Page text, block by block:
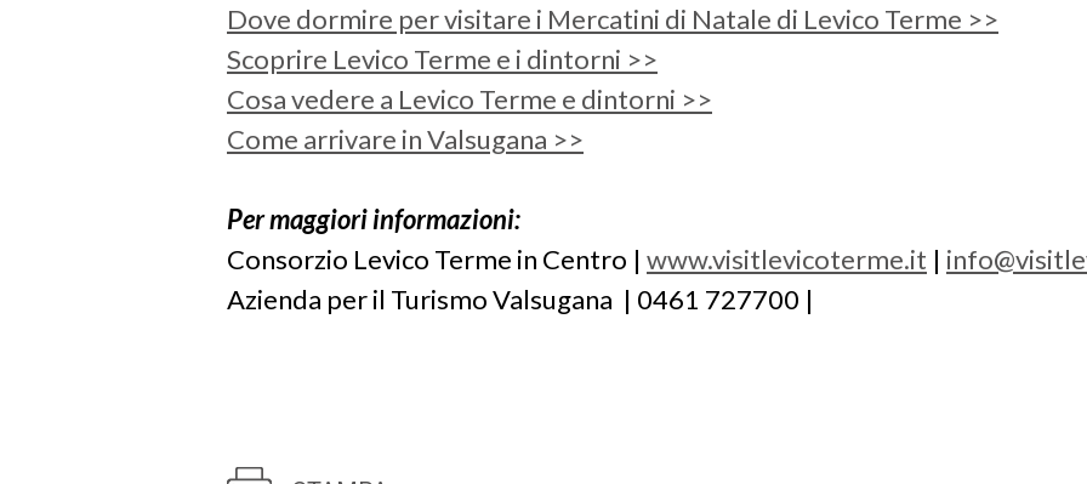
Dove dormire per visitare i Mercatini di Natale di Levico Terme >>
Scoprire Levico Terme e i dintorni >>
Cosa vedere a Levico Terme e dintorni >>
Come arrivare in Valsugana >>
Per maggiori informazioni:
Consorzio Levico Terme in Centro | www.visitlevicoterme.it |
Azienda per il Turismo Valsugana | 0461 727700 |